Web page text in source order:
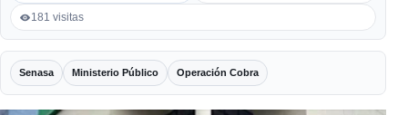
181 visitas
Senasa Ministerio Público Operación Cobra